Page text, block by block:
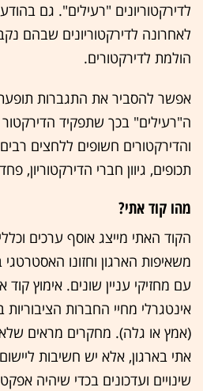
לדירקטוריונים "רעילים". גם
לאחרונה לדירקטוריונים שבהם
הולמת לדירקטורים.
אפשר להסביר את התגברות תופעת
ה"רעילים" בכך שתפקיד הדירקטור
והדירקטורים חשופים ללחצים
תכופים, גיוון חברי הדירקטוריון,
מהו קוד אתי?
הקוד האתי מייצג אוסף ערכים
משאיפות הארגון וחזונו
עם מחזיקי עניין שונים. אימוץ
(אמץ או גלה). מחקרים מראים
אתי בארגון, אלא יש חשיבות
שינויים ועדכונים בכדי שיהיה